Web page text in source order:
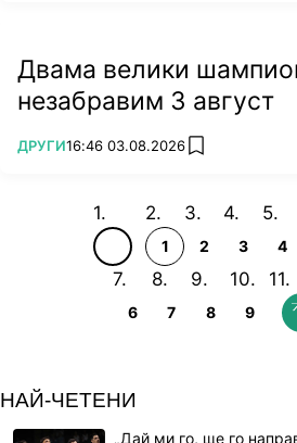
Двама велики
незабравим 3 август
ПОВЕЧЕ ОТ
ДРУГИ16:46 03.08.2026 add favorites
1 2 3 4
6 7 8 9
НАЙ-ЧЕТЕНИ
„Дай ми го, ще го